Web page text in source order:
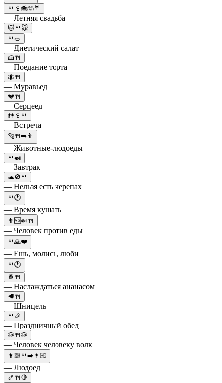
🍴🍷🐝👰🤵
— Летняя свадьба
🐱🍴🐭
🍴🥗
— Диетический салат
🍰🍴
— Поедание торта
🐜🍴
— Муравьед
💔🍴
— Серцеед
👫🍷🍴
— Встреча
🐅🍴➡️👨
— Животные-людоеды
🍴🍛
— Завтрак
🐢🚫🍴
— Нельзя есть черепах
🍴🕑
— Время кушать
👨🆚🍛🍴
— Человек против еды
🍴🙏❤️
— Ешь, молись, люби
🍴🕐
🍍🍴
— Наслаждаться ананасом
🥩🍴
— Шницель
🍴🎉
— Праздничный обед
🐶🍴🐶
— Человек человеку волк
👩🏻🍴➡️👨🏻
— Людоед
🍤🍴🍋